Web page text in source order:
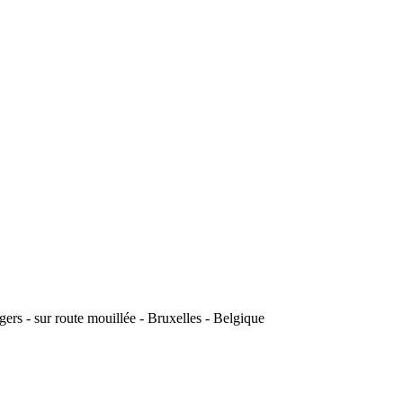
- sur route mouillée - Bruxelles - Belgique